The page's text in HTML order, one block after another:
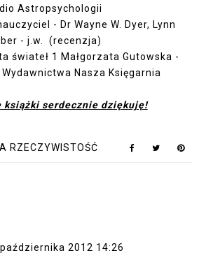
Astropsychologii
- Dr Wayne W. Dyer, Lynn
- j.w. (recenzja)
świateł 1 Małgorzata Gutowska -
Nasza Księgarnia
książki serdecznie dziękuję!
RZECZYWISTOŚĆ
2012 14:26